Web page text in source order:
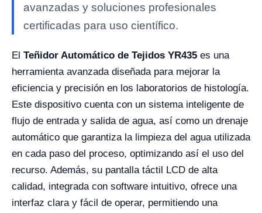
avanzadas y soluciones profesionales
certificadas para uso científico.
El Teñidor Automático de Tejidos YR435 es una
herramienta avanzada diseñada para mejorar la
eficiencia y precisión en los laboratorios de histología.
Este dispositivo cuenta con un sistema inteligente de
flujo de entrada y salida de agua, así como un drenaje
automático que garantiza la limpieza del agua utilizada
en cada paso del proceso, optimizando así el uso del
recurso. Además, su pantalla táctil LCD de alta
calidad, integrada con software intuitivo, ofrece una
interfaz clara y fácil de operar, permitiendo una